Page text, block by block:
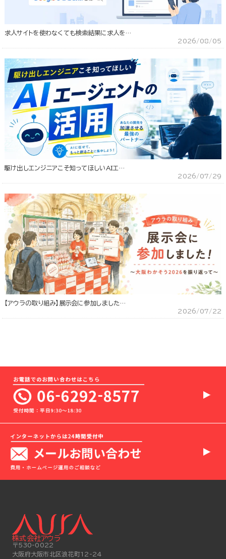
求人サイトを使わなくても検索結果に求人を…
2026/08/05
駆け出しエンジニアこそ知ってほしいAIエ…
2026/07/29
【アウラの取り組み】展示会に参加しました…
2026/07/22
株式会社アウラ
〒530-0022
大阪府大阪市北区浪花町12-24